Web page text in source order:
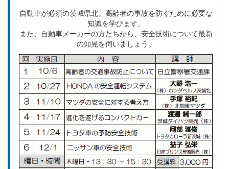
自動車が必須の茨城県北。高齢者の事故を防ぐために必要な
知識を学びます。
また、自動車メーカーの方たちから、安全技術について最新
の知見を伺いましょう。